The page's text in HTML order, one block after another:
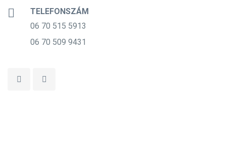
TELEFONSZÁM
06 70 515 5913
06 70 509 9431